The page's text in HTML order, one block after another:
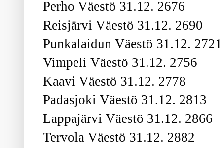
Perho Väestö 31.12. 2676
Reisjärvi Väestö 31.12. 2690
Punkalaidun Väestö 31.12.
Vimpeli Väestö 31.12. 2756
Kaavi Väestö 31.12. 2778
Padasjoki Väestö 31.12. 2813
Lappajärvi Väestö 31.12. 2866
Tervola Väestö 31.12. 2882